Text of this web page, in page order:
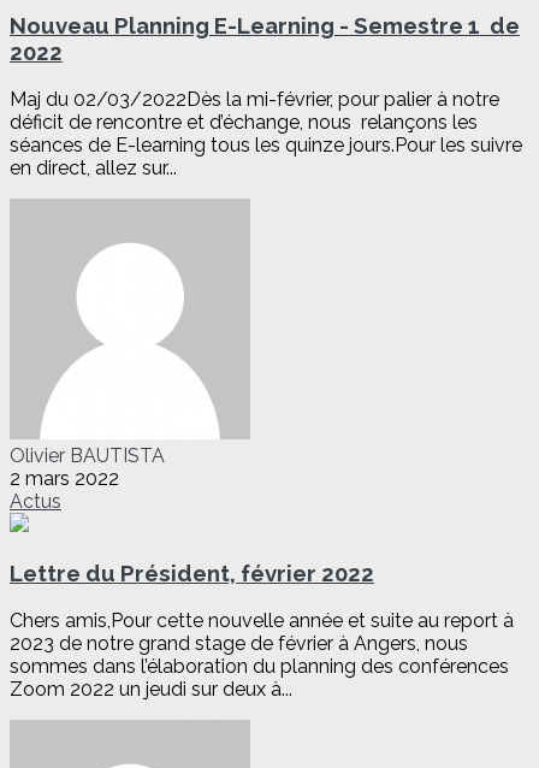
Nouveau Planning E-Learning - Semestre 1 de
2022
Maj du 02/03/2022Dès la mi-février, pour palier à notre
déficit de rencontre et d’échange, nous relançons les
séances de E-learning tous les quinze jours.Pour les suivre
en direct, allez sur...
Olivier BAUTISTA
2 mars 2022
Actus
Lettre du Président, février 2022
Chers amis,Pour cette nouvelle année et suite au report à
2023 de notre grand stage de février à Angers, nous
sommes dans l’élaboration du planning des conférences
Zoom 2022 un jeudi sur deux à...